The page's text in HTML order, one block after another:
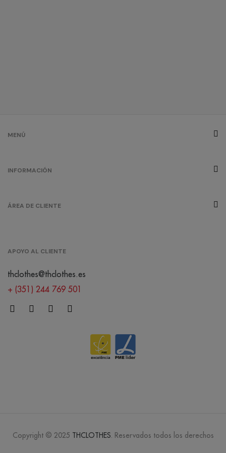
MENÚ
INFORMACIÓN
ÁREA DE CLIENTE
APOYO AL CLIENTE
thclothes@thclothes.es
+ (351) 244 769 501
Copyright © 2025 THCLOTHES. Reservados todos los derechos